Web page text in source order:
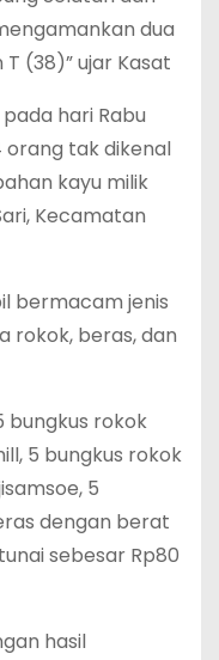
dua
(38)” ujar Kasat
hari Rabu
orang tak dikenal
kayu milik
Kecamatan
bermacam jenis
rokok, beras, dan
bungkus rokok
5 bungkus rokok
5
dengan berat
sebesar Rp80
hasil